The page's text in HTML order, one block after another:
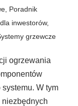
Poradnik
inwestorów,
grzewcze
ogrzewania
systemu. W tym